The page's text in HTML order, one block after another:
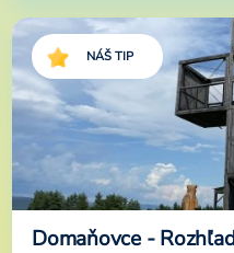
NÁŠ TIP
Domaňovce -